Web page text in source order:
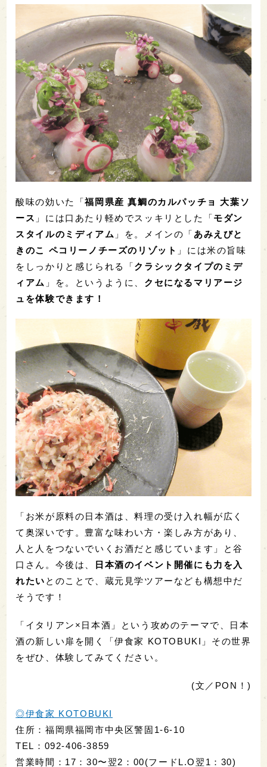
酸味の効いた「福岡県産 真鯛のカルパッチョ 大葉ソ
ース 」には口あたり軽めでスッキリとした「モダン
スタイルのミディアム 」を。メインの「 あみえびと
きのこ ペコリーノチーズのリゾット 」には米の旨味
をしっかりと感じられる「クラシックタイプのミデ
ィアム 」を。というように、 クセになるマリアージ
ュを体験できます！
「お米が原料の日本酒は、料理の受け入れ幅が広く
て奥深いです。豊富な味わい方・楽しみ方があり、
人と人をつないでいくお酒だと感じています」と谷
口さん。今後は、
日本酒のイベント開催にも力を入
れたい とのことで、蔵元見学ツアーなども構想中だ
そうです！
「イタリアン×日本酒」という攻めのテーマで、日本
酒の新しい扉を開く「伊食家 KOTOBUKI」その世界
をぜひ、体験してみてください。
(文／PON！)
◎伊食家 KOTOBUKI
住所：福岡県福岡市中央区警固1-6-10
TEL：092-406-3859
営業時間：17：30〜翌2：00(フードL.O翌1：30)